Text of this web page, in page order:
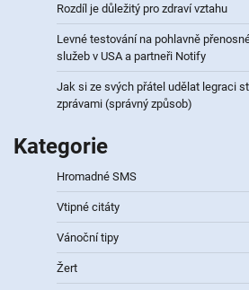
Rozdíl je důležitý pro zdraví vztahu
Levné testování na pohlavně
služeb v USA a partneři Notify
Jak si ze svých přátel udělat legraci
zprávami (správný způsob)
Kategorie
Hromadné SMS
Vtipné citáty
Vánoční tipy
Žert